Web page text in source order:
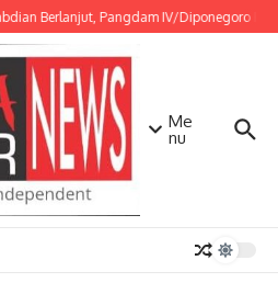
Berlanjut, Pangdam IV/Diponegoro
Me
nu